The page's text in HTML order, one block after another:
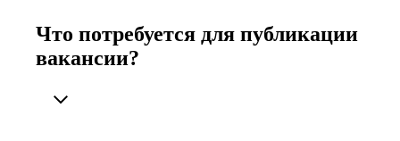
Что потребуется для публикации
вакансии?